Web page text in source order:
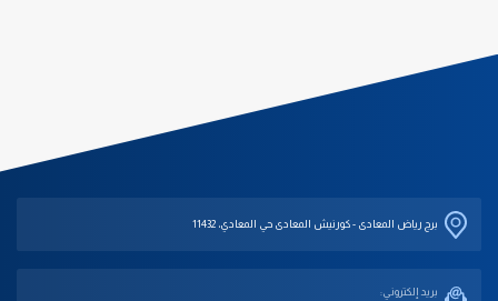
برج رياض المعادى - كورنيش المعادى حي المعادي، 11432
بريد إلكتروني: